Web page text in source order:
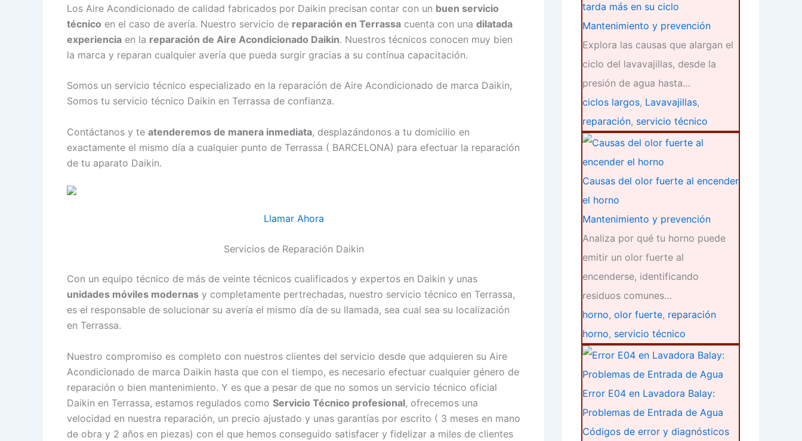
Los Aire Acondicionado de calidad fabricados por Daikin precisan contar con un buen servicio
técnico en el caso de avería. Nuestro servicio de reparación en Terrassa cuenta con una dilatada
experiencia en la reparación de Aire Acondicionado Daikin. Nuestros técnicos conocen muy bien
la marca y reparan cualquier avería que pueda surgir gracias a su contínua capacitación.
Somos un servicio técnico especializado en la reparación de Aire Acondicionado de marca Daikin,
Somos tu servicio técnico Daikin en Terrassa de confianza.
Contáctanos y te atenderemos de manera inmediata, desplazándonos a tu domicilio en
exactamente el mismo día a cualquier punto de Terrassa ( BARCELONA) para efectuar la reparación
de tu aparato Daikin.
Llamar Ahora
Servicios de Reparación Daikin
Con un equipo técnico de más de veinte técnicos cualificados y expertos en Daikin y unas
unidades móviles modernas y completamente pertrechadas, nuestro servicio técnico en Terrassa,
es el responsable de solucionar su avería el mismo día de su llamada, sea cual sea su localización
en Terrassa.
Nuestro compromiso es completo con nuestros clientes del servicio desde que adquieren su Aire
Acondicionado de marca Daikin hasta que con el tiempo, es necesario efectuar cualquier género de
reparación o bien mantenimiento. Y es que a pesar de que no somos un servicio técnico oficial
Daikin en Terrassa, estamos regulados como Servicio Técnico profesional, ofrecemos una
velocidad en nuestra reparación, un precio ajustado y unas garantías por escrito ( 3 meses en mano
de obra y 2 años en piezas) con el que hemos conseguido satisfacer y fidelizar a miles de clientes
tarda más en su ciclo
Mantenimiento y prevención
Explora las causas que alargan el
ciclo del lavavajillas, desde la
presión de agua hasta…
ciclos largos, Lavavajillas,
reparación, servicio técnico
Causas del olor fuerte al encender
el horno
Mantenimiento y prevención
Analiza por qué tu horno puede
emitir un olor fuerte al
encenderse, identificando
residuos comunes…
horno, olor fuerte, reparación
horno, servicio técnico
Error E04 en Lavadora Balay:
Problemas de Entrada de Agua
Códigos de error y diagnósticos